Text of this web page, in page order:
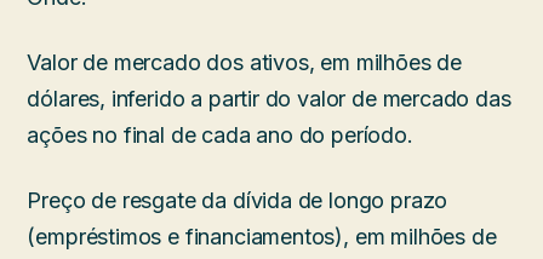
Valor de mercado dos ativos, em milhões de
dólares, inferido a partir do valor de mercado das
ações no final de cada ano do período.
Preço de resgate da dívida de longo prazo
(empréstimos e financiamentos), em milhões de